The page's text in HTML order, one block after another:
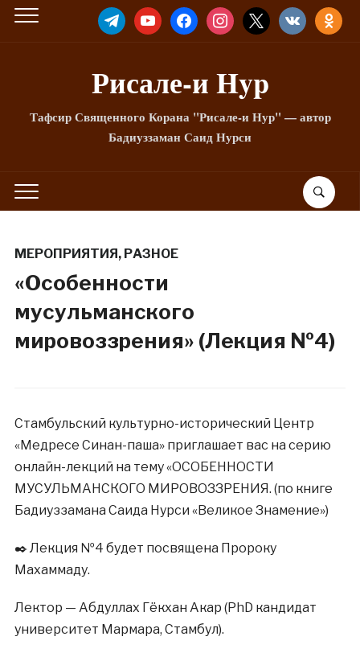
TELEGRAMYOUTUBEFACEBOOKINSTAGRAM
X VKONTAKTE
Рисале-и Hyp
Тафсир Священного Корана "Рисале-и Нур" — автор
Бадиуззаман Саид Нурси
МЕРОПРИЯТИЯ, РАЗНОЕ
«Особенности
мусульманского
мировоззрения» (Лекция №4)
Стамбульский культурно-исторический Центр
«Медресе Синан-паша» приглашает вас на серию
онлайн-лекций на тему «ОСОБЕННОСТИ
МУСУЛЬМАНСКОГО МИРОВОЗЗРЕНИЯ. (по книге
Бадиуззамана Саида Нурси «Великое Знамение»)
✒️ Лекция №4 будет посвящена Пророку
Махаммаду.
Лектор — Абдуллах Гёкхан Акар (PhD кандидат
университет Мармара, Стамбул).